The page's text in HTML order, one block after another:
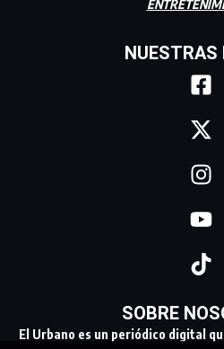
NUESTRAS
SOBRE
El Urbano es un periódico digital